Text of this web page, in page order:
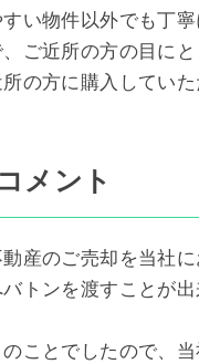
い物件以外でも丁
ご近所の方の目に
の方に購入していた
メント
産のご売却を当社
トンを渡すことが出
ことでしたので、